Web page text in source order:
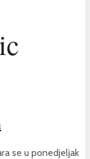
se u ponedjeljak